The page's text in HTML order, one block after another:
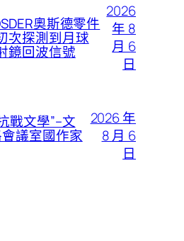
奧斯德零件
次探測到月球
鏡回波信號
2026
年 8
月 6
日
戰文學”–文
議室國作家
2026 年
8 月 6
日